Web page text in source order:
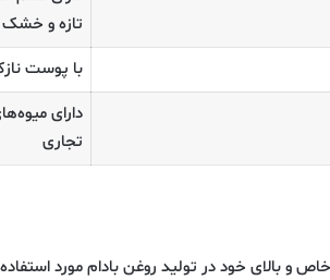
تازه و خشک
با پوست
دارای
تجاری
و بالای خود در تولید روغن بادام مورد